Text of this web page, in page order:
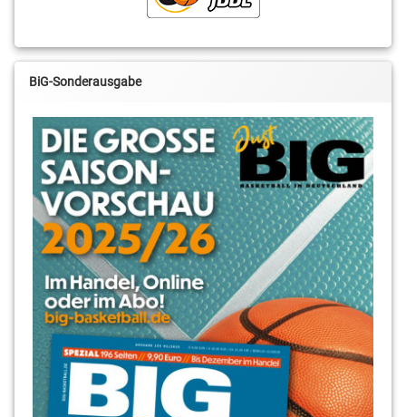
BiG-Sonderausgabe